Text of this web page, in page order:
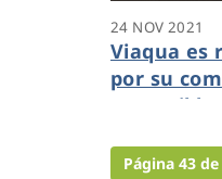
24 NOV 2021
Viaqua es
por su
sostenible
Página 43 de